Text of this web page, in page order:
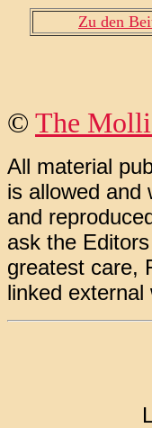
Zu den
© The
All material
is allowed and
and
ask the
greatest care,
linked external